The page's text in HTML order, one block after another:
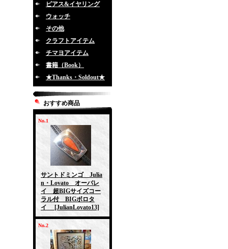
ピアス&イヤリング
ウォッチ
その他
クラフトアイテム
チマヨアイテム
書籍（Book）
★Thanks・Soldout★
おすすめ商品
No.1
サントドミンゴ Julia
n・Lovato オーバレ
イ 超BIGサイズコー
ラル付 BIGボロタ
イ
[JulianLovato13]
No.2